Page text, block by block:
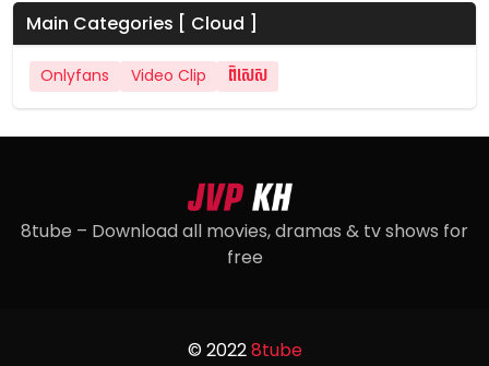
Main Categories [ Cloud ]
Onlyfans Video Clip ពិសេស
8tube – Download all movies, dramas & tv shows for
free
© 20228tube